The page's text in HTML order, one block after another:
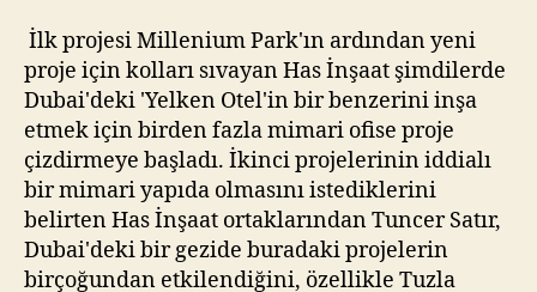
İlk projesi Millenium Park'ın ardından yeni
proje için kolları sıvayan Has İnşaat şimdilerde
Dubai'deki 'Yelken Otel'in bir benzerini inşa
etmek için birden fazla mimari ofise proje
çizdirmeye başladı. İkinci projelerinin iddialı
bir mimari yapıda olmasını istediklerini
belirten Has İnşaat ortaklarından Tuncer Satır,
Dubai'deki bir gezide buradaki projelerin
birçoğundan etkilendiğini, özellikle Tuzla